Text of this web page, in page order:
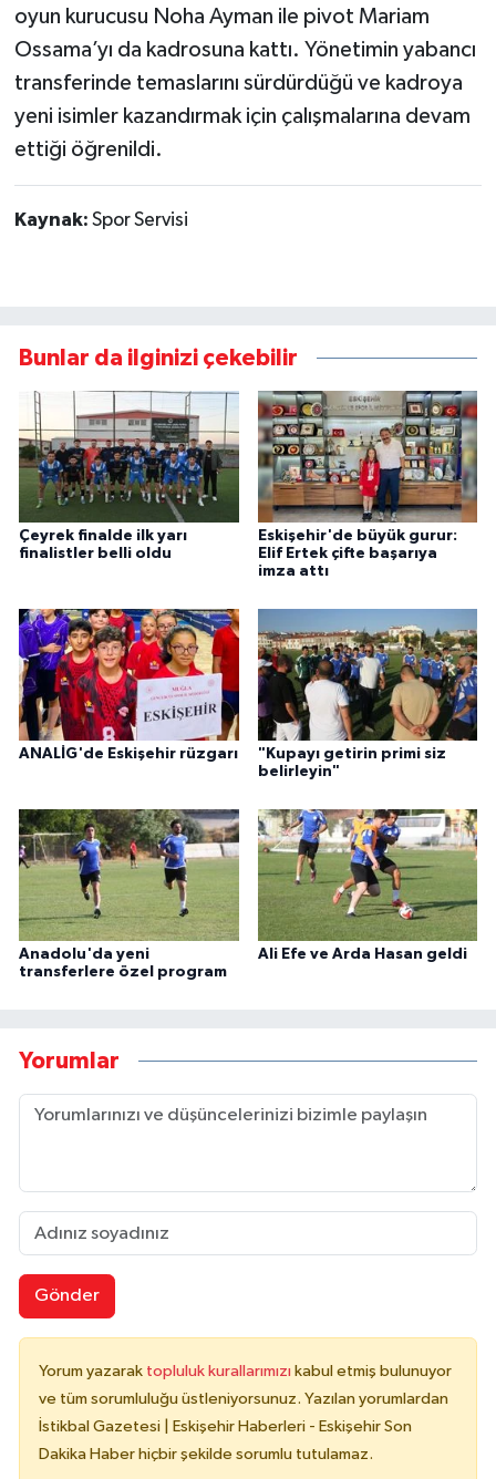
oyun kurucusu Noha Ayman ile pivot Mariam
Ossama’yı da kadrosuna kattı. Yönetimin yabancı
transferinde temaslarını sürdürdüğü ve kadroya
yeni isimler kazandırmak için çalışmalarına devam
ettiği öğrenildi.
Kaynak: Spor Servisi
Bunlar da ilginizi çekebilir
Çeyrek finalde ilk yarı
finalistler belli oldu
Eskişehir'de büyük gurur:
Elif Ertek çifte başarıya
imza attı
ANALİG'de Eskişehir rüzgarı
"Kupayı getirin primi siz
belirleyin"
Anadolu'da yeni
transferlere özel program
Ali Efe ve Arda Hasan geldi
Yorumlar
Gönder
Yorum yazarak topluluk kurallarımızı kabul etmiş bulunuyor
ve tüm sorumluluğu üstleniyorsunuz. Yazılan yorumlardan
İstikbal Gazetesi | Eskişehir Haberleri - Eskişehir Son
Dakika Haber hiçbir şekilde sorumlu tutulamaz.